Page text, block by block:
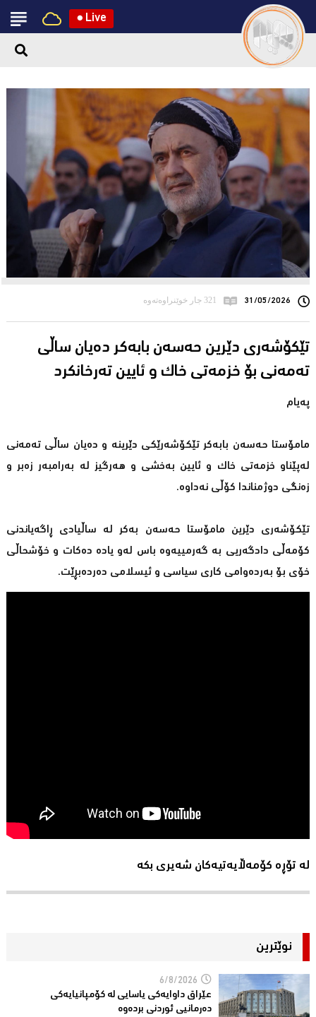
● Live
31/05/2026 321 جار خوێنراوەتەوە
تێكۆشەری دێرین حەسەن بابەكر دەیان ساڵی
تەمەنی بۆ خزمەتی خاك و ئایین تەرخانکرد
پەیام
مامۆستا حەسەن بابەكر تێكۆشەرێكی دێرینە و دەیان ساڵی تەمەنی
لەپێناو خزمەتی خاك و ئایین بەخشی و هەرگیز لە بەرامبەر زەبر و
زەنگی دوژمناندا كۆڵی نەداوە.
تێكۆشەری دێرین مامۆستا حەسەن بەكر لە ساڵیادی ڕاگەیاندنی
كۆمەڵی دادگەریی بە گەرمییەوە باس لەو یادە دەكات و خۆشحاڵی
خۆی بۆ بەردەوامی كاری سیاسی و ئیسلامی دەردەبڕێت.
لە تۆڕە کۆمەڵایەتیەکان شەیری بکە
نوێترین
6/8/2026
عێراق داوایەکی یاسایی لە کۆمپانیایه‌كی
دەرمانیى ئوردنی بردەوە